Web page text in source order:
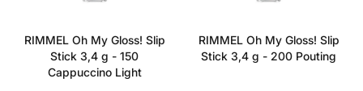
RIMMEL Oh My Gloss! Slip
Stick 3,4 g - 150
Cappuccino Light
RIMMEL Oh My Gloss! Slip
Stick 3,4 g - 200 Pouting